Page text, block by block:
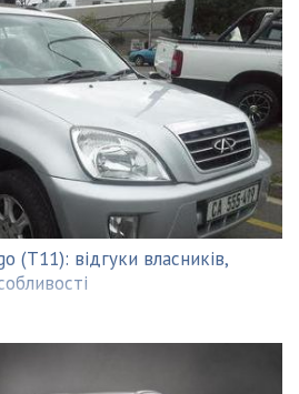
(T11): відгуки власників,